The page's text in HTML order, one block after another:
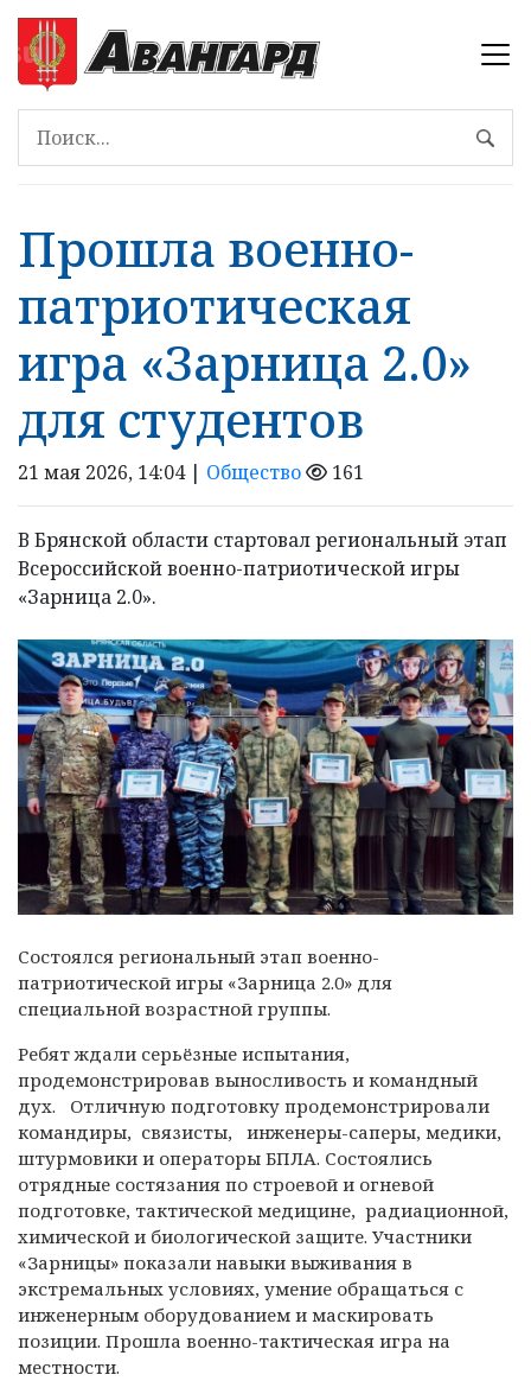
Прошла военно-
патриотическая
игра «Зарница 2.0»
для студентов
21 мая 2026, 14:04 | Общество 161
В Брянской области стартовал региональный этап
Всероссийской военно-патриотической игры
«Зарница 2.0».
Состоялся региональный этап военно-
патриотической игры «Зарница 2.0» для
специальной возрастной группы.
Ребят ждали серьёзные испытания,
продемонстрировав выносливость и командный
дух. Отличную подготовку продемонстрировали
командиры, связисты, инженеры-саперы, медики,
штурмовики и операторы БПЛА. Состоялись
отрядные состязания по строевой и огневой
подготовке, тактической медицине, радиационной,
химической и биологической защите. Участники
«Зарницы» показали навыки выживания в
экстремальных условиях, умение обращаться с
инженерным оборудованием и маскировать
позиции. Прошла военно-тактическая игра на
местности.